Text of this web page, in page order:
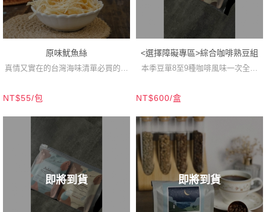
原味魷魚絲
真情又實在的台灣海味清單必買的那
NT$55/包
<選擇障礙專區>綜合咖啡熟豆組
本季豆單8至9種咖啡風味一次全喝
NT$600/盒
即將到貨 即將到貨